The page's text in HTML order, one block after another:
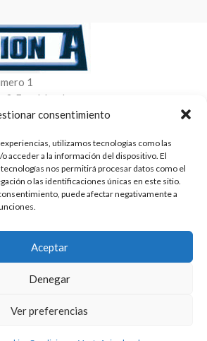
consentimiento
utilizamos tecnologías como las
acceder a la información del dispositivo. El
nos permitirá procesar datos como el
o las identificaciones únicas en este sitio.
puede afectar negativamente a
Aceptar
Denegar
Ver preferencias
1
Fuenlabrada
Fabricación y distribución,
de repuestos para automóvil